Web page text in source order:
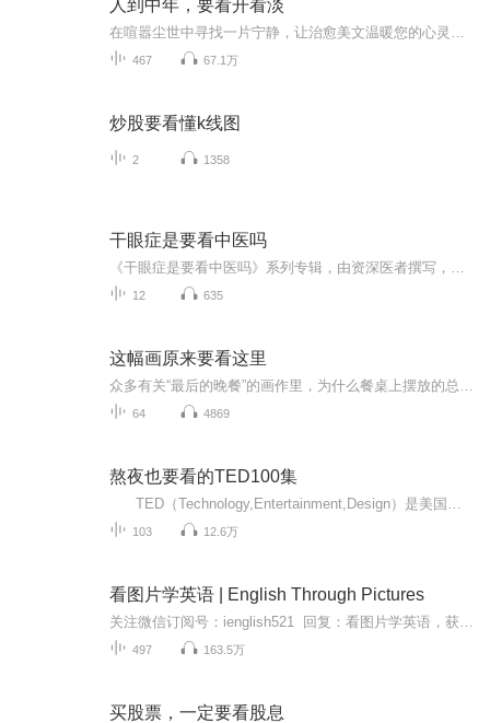
人到中年，要看开看淡
467 67.1万
炒股要看懂k线图
2 1358
干眼症是要看中医吗
12 635
这幅画原来要看这里
64 4869
熬夜也要看的TED100集
103 12.6万
看图片学英语 | English Through Pictures
497 163.5万
买股票，一定要看股息